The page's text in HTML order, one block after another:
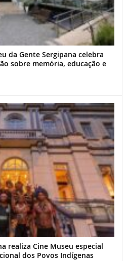
da Gente Sergipana celebra
sobre memória, educação e
realiza Cine Museu especial
dos Povos Indígenas